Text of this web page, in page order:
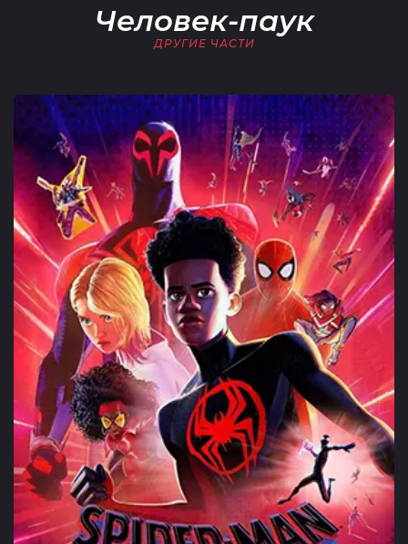
Человек-паук
ДРУГИЕ ЧАСТИ